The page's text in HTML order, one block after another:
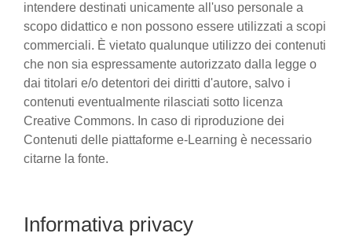
intendere destinati unicamente all'uso personale a
scopo didattico e non possono essere utilizzati a scopi
commerciali. È vietato qualunque utilizzo dei contenuti
che non sia espressamente autorizzato dalla legge o
dai titolari e/o detentori dei diritti d'autore, salvo i
contenuti eventualmente rilasciati sotto licenza
Creative Commons. In caso di riproduzione dei
Contenuti delle piattaforme e-Learning è necessario
citarne la fonte.
Informativa privacy